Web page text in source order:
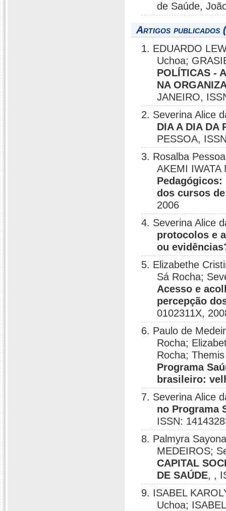
de Saúde,
Artigos publicados
1. EDUARDO
Uchoa;
POLÍTICAS -
NA
JANEIRO,
2. Severina Alice
DIA A DIA DA
PESSOA,
3. Rosalba
AKEMI
dos cursos
2006
4. Severina Alice
protocolos e
ou
5. Elizabethe
Sá Rocha;
Acesso e
percepção
0102311X,
6. Paulo de
Rocha;
Rocha;
Programa
brasileiro:
7. Severina Alice
no Programa
ISSN:
8. Palmyra
MEDEIROS;
CAPITAL
DE SAÚDE, ,
9. ISABEL
Uchoa;